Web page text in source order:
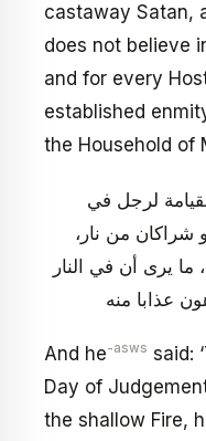
castaway Satan,
does not believe
and for every
established
the Household of
لرجل في
شراكان من نار،
يرى أن في النار
عذابا منه
And he-asws said:
Day of
the shallow Fire,